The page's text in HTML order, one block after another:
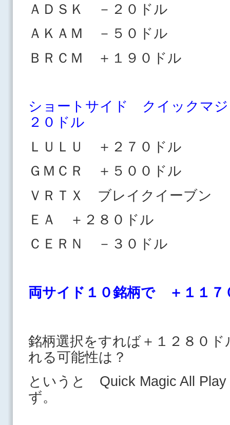
ＡＤＳＫ －２０ドル
ＡＫＡＭ －５０ドル
ＢＲＣＭ ＋１９０ドル
ショートサイド クイックマ
２０ドル
ＬＵＬＵ ＋２７０ドル
ＧＭＣＲ ＋５００ドル
ＶＲＴＸ ブレイクイーブン
ＥＡ ＋２８０ドル
ＣＥＲＮ －３０ドル
両サイド１０銘柄で ＋１１７
銘柄選択をすれば＋１２８０
れる可能性は？
というと Quick Magic All Play
ず。